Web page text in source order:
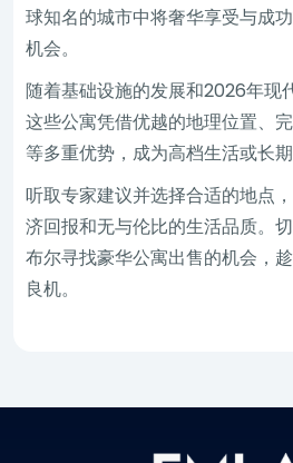
球知名的城市中将奢华享受与成
机会。
随着基础设施的发展和2026年现
这些公寓凭借优越的地理位置、
等多重优势，成为高档生活或长期
听取专家建议并选择合适的地点
济回报和无与伦比的生活品质。
布尔寻找豪华公寓出售的机会，
良机。